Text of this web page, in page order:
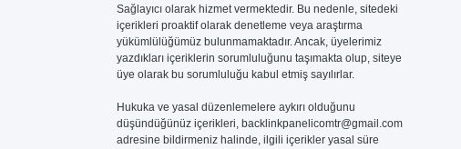
Sağlayıcı olarak hizmet vermektedir. Bu nedenle, sitedeki
içerikleri proaktif olarak denetleme veya araştırma
yükümlülüğümüz bulunmamaktadır. Ancak, üyelerimiz
yazdıkları içeriklerin sorumluluğunu taşımakta olup, siteye
üye olarak bu sorumluluğu kabul etmiş sayılırlar.
Hukuka ve yasal düzenlemelere aykırı olduğunu
düşündüğünüz içerikleri, backlinkpanelicomtr@gmail.com
adresine bildirmeniz halinde, ilgili içerikler yasal süre